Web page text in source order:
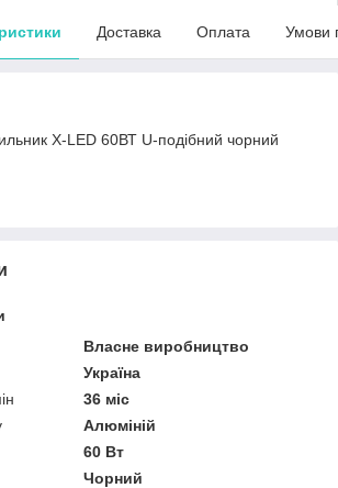
Доставка Оплата Умови
X-LED 60ВТ U-подібний чорний
Власне виробництво
Україна
36 міс
Алюміній
60 Вт
Чорний